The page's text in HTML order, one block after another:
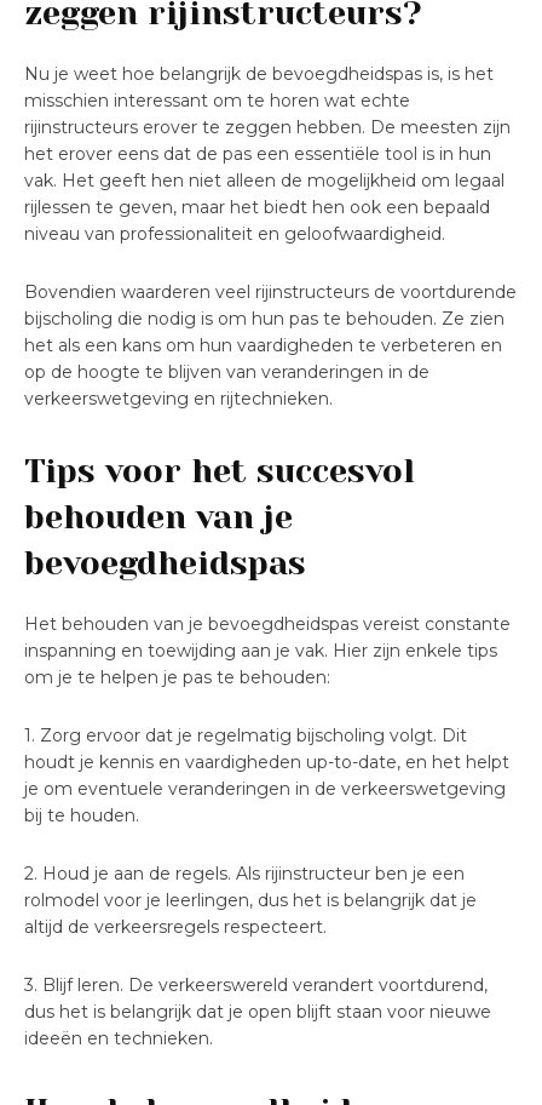
zeggen rijinstructeurs?
Nu je weet hoe belangrijk de bevoegdheidspas is, is het
misschien interessant om te horen wat echte
rijinstructeurs erover te zeggen hebben. De meesten zijn
het erover eens dat de pas een essentiële tool is in hun
vak. Het geeft hen niet alleen de mogelijkheid om legaal
rijlessen te geven, maar het biedt hen ook een bepaald
niveau van professionaliteit en geloofwaardigheid.
Bovendien waarderen veel rijinstructeurs de voortdurende
bijscholing die nodig is om hun pas te behouden. Ze zien
het als een kans om hun vaardigheden te verbeteren en
op de hoogte te blijven van veranderingen in de
verkeerswetgeving en rijtechnieken.
Tips voor het succesvol
behouden van je
bevoegdheidspas
Het behouden van je bevoegdheidspas vereist constante
inspanning en toewijding aan je vak. Hier zijn enkele tips
om je te helpen je pas te behouden:
1. Zorg ervoor dat je regelmatig bijscholing volgt. Dit
houdt je kennis en vaardigheden up-to-date, en het helpt
je om eventuele veranderingen in de verkeerswetgeving
bij te houden.
2. Houd je aan de regels. Als rijinstructeur ben je een
rolmodel voor je leerlingen, dus het is belangrijk dat je
altijd de verkeersregels respecteert.
3. Blijf leren. De verkeerswereld verandert voortdurend,
dus het is belangrijk dat je open blijft staan voor nieuwe
ideeën en technieken.